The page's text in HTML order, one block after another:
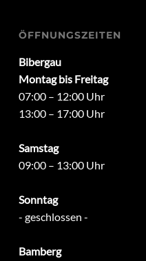
ÖFFNUNGSZEITEN
Bibergau
Montag bis Freitag
07:00 – 12:00 Uhr
13:00 – 17:00 Uhr
Samstag
09:00 – 13:00 Uhr
Sonntag
- geschlossen -
Bamberg